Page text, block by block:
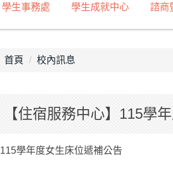
學生事務處 學生成就中心 諮商
首頁 校內訊息
【住宿服務中心】115學
115學年度女生床位遞補公告